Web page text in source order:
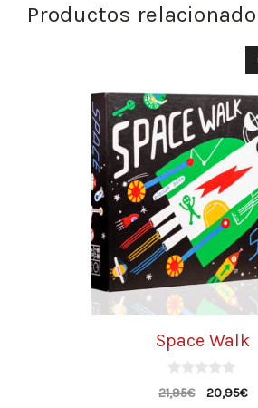
Productos
Space Walk
0
d
21,95€ 20,95€